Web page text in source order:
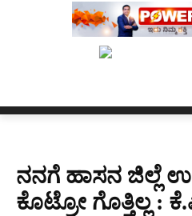
ನ್ಯೂಸ್ ಕಾರ್ಪ್‌ಗೆ ಎಐಯಿಂದ
ನನಗೆ ಹಾಸನ ಜಿಲ್ಲೆ
ಕೊಟ್ರೋ ಗೊತ್ತಿಲ್ಲ :